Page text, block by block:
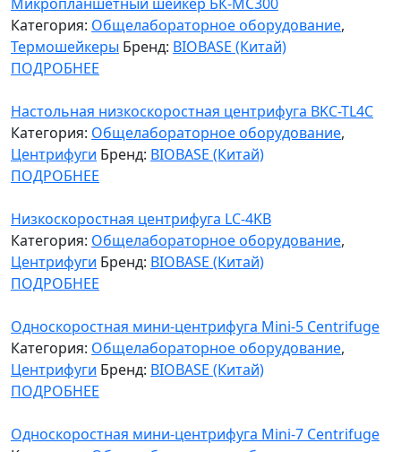
Категория: Общелабораторное оборудование,
Термошейкеры Бренд: BIOBASE (Китай)
ПОДРОБНЕЕ
Настольная низкоскоростная центрифуга BKC-TL4C
Категория: Общелабораторное оборудование,
Центрифуги Бренд: BIOBASE (Китай)
ПОДРОБНЕЕ
Низкоскоростная центрифуга LC-4KB
Категория: Общелабораторное оборудование,
Центрифуги Бренд: BIOBASE (Китай)
ПОДРОБНЕЕ
Односкоростная мини-центрифуга Mini-5 Centrifuge
Категория: Общелабораторное оборудование,
Центрифуги Бренд: BIOBASE (Китай)
ПОДРОБНЕЕ
Односкоростная мини-центрифуга Mini-7 Centrifuge